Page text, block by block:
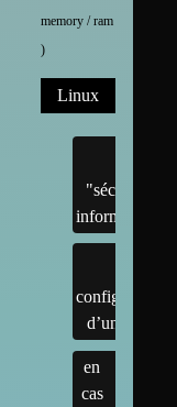
memory / ram
)
Linux
"sécurité"
informatique
configuration
d’un linux
en
cas